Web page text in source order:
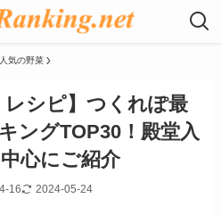
気の野菜
レシピ】つくれぽ最
ングTOP30！殿堂入
心にご紹介
16 2024-05-24